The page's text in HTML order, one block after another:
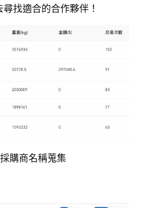
找適合的合作夥伴！
購商名稱蒐集